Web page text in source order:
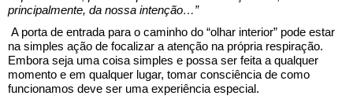
principalmente, da nossa intenção…”
A porta de entrada para o caminho do “olhar interior” pode estar
na simples ação de focalizar a atenção na própria respiração.
Embora seja uma coisa simples e possa ser feita a qualquer
momento e em qualquer lugar, tomar consciência de como
funcionamos deve ser uma experiência especial.